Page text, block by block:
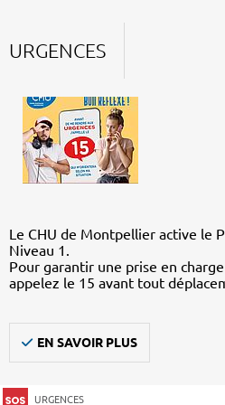
URGENCES
Le CHU de Montpellier active le
Niveau 1.
Pour garantir une prise en
appelez le 15 avant tout
EN SAVOIR PLUS
URGENCES